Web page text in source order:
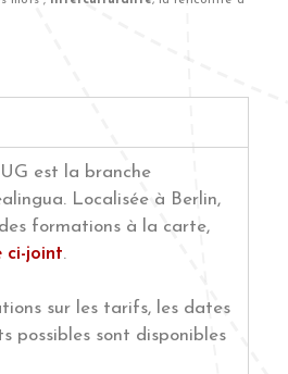
est la branche
Localisée à Berlin,
formations à la carte,
ci-joint.
sur les tarifs, les dates
possibles sont disponibles